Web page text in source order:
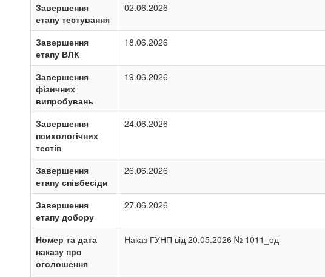
Завершення
етапу тестування
02.06.2026
Завершення
етапу ВЛК
18.06.2026
Завершення
фізичних
випробувань
19.06.2026
Завершення
психологічних
тестів
24.06.2026
Завершення
етапу співбесіди
26.06.2026
Завершення
етапу добору
27.06.2026
Номер та дата
наказу про
оголошення
Наказ ГУНП від 20.05.2026 № 1011_од